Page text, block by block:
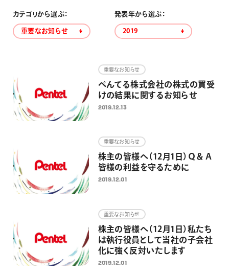
ブラッシュ（筆）
採用情報
運営会社
カテゴリから選ぶ：
重要なお知らせ
発表年から選ぶ：
2019
重要なお知らせ
ぺんてる株式会社の株式の買受
けの結果に関するお知らせ
2019.12.13
重要なお知らせ
株主の皆様へ（12月1日）Ｑ＆Ａ
皆様の利益を守るために
2019.12.01
重要なお知らせ
株主の皆様へ（12月1日）私たち
は執行役員として当社の子会社
化に強く反対いたします
2019.12.01